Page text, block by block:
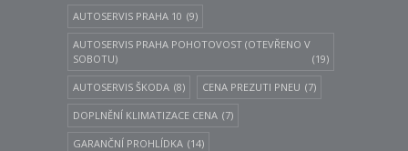
AUTOSERVIS PRAHA 10 (9)
AUTOSERVIS PRAHA POHOTOVOST (OTEVŘENO V
SOBOTU)
(19)
AUTOSERVIS ŠKODA (8) CENA PREZUTI PNEU (7)
DOPLNĚNÍ KLIMATIZACE CENA (7)
GARANČNÍ PROHLÍDKA (14)